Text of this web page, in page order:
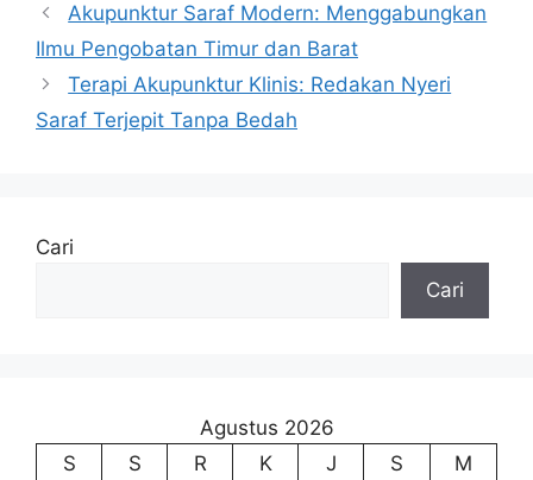
Akupunktur Saraf Modern: Menggabungkan
Ilmu Pengobatan Timur dan Barat
Terapi Akupunktur Klinis: Redakan Nyeri
Saraf Terjepit Tanpa Bedah
Cari
Cari
Agustus 2026
S
S R K J S
M